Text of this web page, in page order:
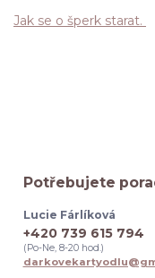
Jak se o šperk starat.
Potřebujete
Lucie Fárlíková
+420 739 615 794
(Po-Ne, 8-20 hod.)